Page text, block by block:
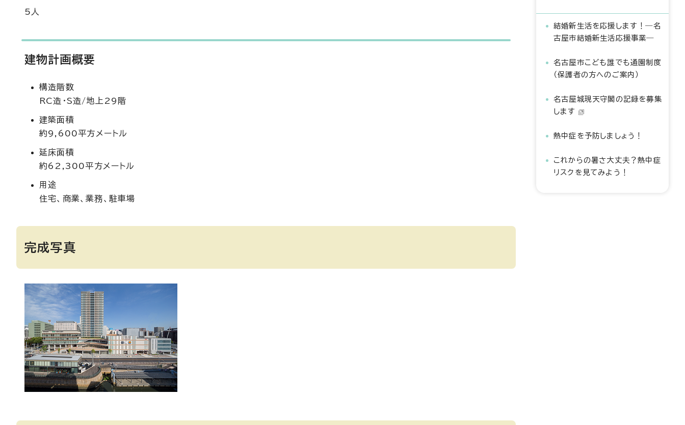
5人
建物計画概要
構造階数
RC造・S造/地上29階
建築面積
約9,600平方メートル
延床面積
約62,300平方メートル
用途
住宅、商業、業務、駐車場
完成写真
結婚新生活を応援します！―名
古屋市結婚新生活応援事業―
名古屋市こども誰でも通園制度
（保護者の方へのご案内）
名古屋城現天守閣の記録を募集
します
熱中症を予防しましょう！
これからの暑さ大丈夫？熱中症
リスクを見てみよう！